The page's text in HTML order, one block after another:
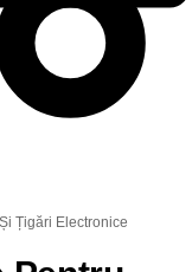
Țigări Electronice